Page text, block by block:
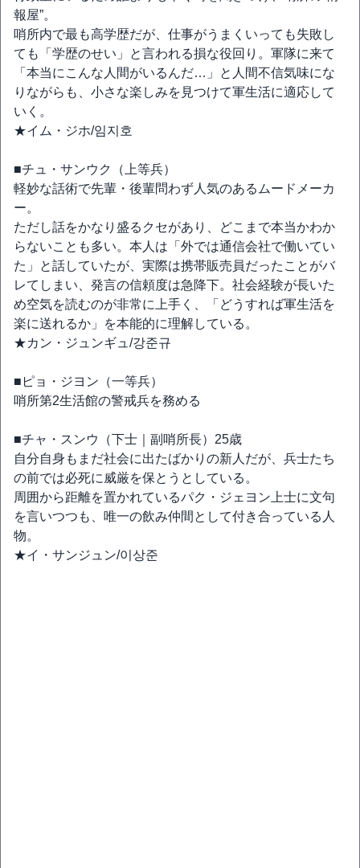
報屋”。
哨所内で最も高学歴だが、仕事がうまくいっても失敗し
ても「学歴のせい」と言われる損な役回り。軍隊に来て
「本当にこんな人間がいるんだ…」と人間不信気味にな
りながらも、小さな楽しみを見つけて軍生活に適応して
いく。
★イム・ジホ/임지호
■チュ・サンウク（上等兵）
軽妙な話術で先輩・後輩問わず人気のあるムードメーカ
ー。
ただし話をかなり盛るクセがあり、どこまで本当かわか
らないことも多い。本人は「外では通信会社で働いてい
た」と話していたが、実際は携帯販売員だったことがバ
レてしまい、発言の信頼度は急降下。社会経験が長いた
め空気を読むのが非常に上手く、「どうすれば軍生活を
楽に送れるか」を本能的に理解している。
★カン・ジュンギュ/강준규
■ピョ・ジヨン（一等兵）
哨所第2生活館の警戒兵を務める
■チャ・スンウ（下士｜副哨所長）25歳
自分自身もまだ社会に出たばかりの新人だが、兵士たち
の前では必死に威厳を保とうとしている。
周囲から距離を置かれているパク・ジェヨン上士に文句
を言いつつも、唯一の飲み仲間として付き合っている人
物。
★イ・サンジュン/이상준